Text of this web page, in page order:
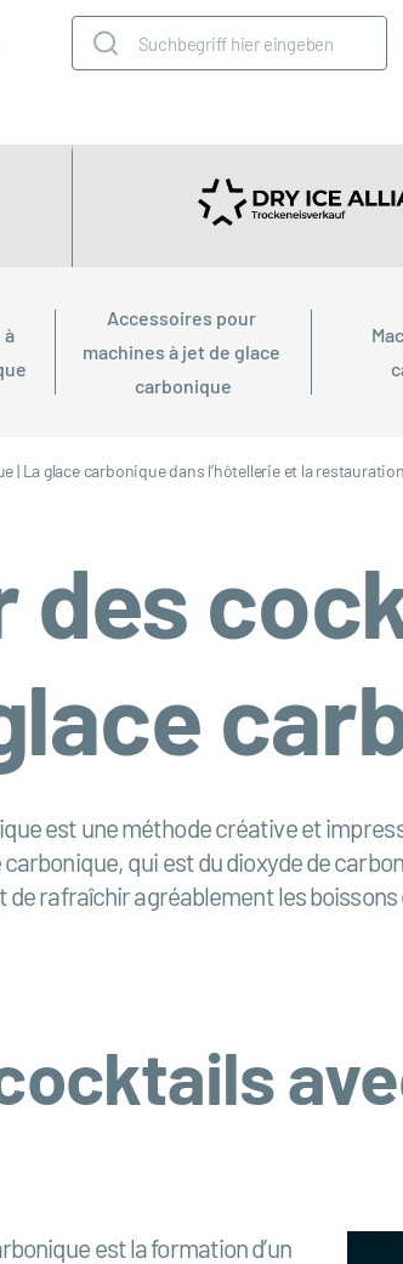
à
Accessoires pour
machines à jet de glace
carbonique
| La glace carbonique dans l’hôtellerie et la restauration
des
est une méthode créative et
qui est du dioxyde de
rafraîchir agréablement les boissons
est la formation d’un